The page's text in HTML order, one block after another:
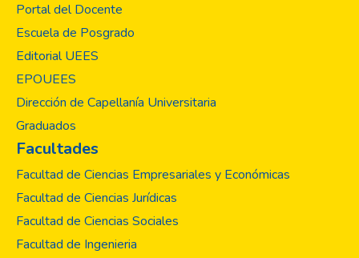
Portal del Docente
Escuela de Posgrado
Editorial UEES
EPOUEES
Dirección de Capellanía Universitaria
Graduados
Facultades
Facultad de Ciencias Empresariales y Económicas
Facultad de Ciencias Jurídicas
Facultad de Ciencias Sociales
Facultad de Ingenieria